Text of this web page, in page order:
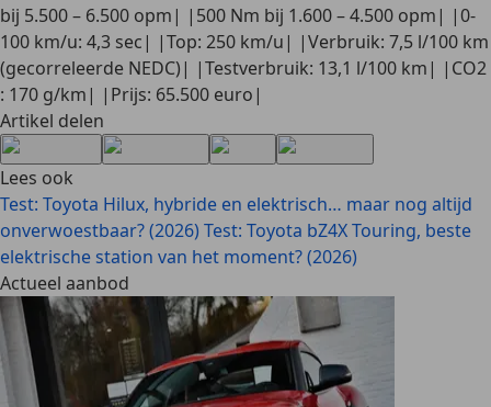
bij 5.500 – 6.500 opm| |500 Nm bij 1.600 – 4.500 opm| |0-
100 km/u: 4,3 sec| |Top: 250 km/u| |Verbruik: 7,5 l/100 km
(gecorreleerde NEDC)| |Testverbruik: 13,1 l/100 km| |CO2
: 170 g/km| |Prijs: 65.500 euro|
Artikel delen
Lees ook
Test: Toyota Hilux, hybride en elektrisch… maar nog altijd
onverwoestbaar? (2026) Test: Toyota bZ4X Touring, beste
elektrische station van het moment? (2026)
Actueel aanbod